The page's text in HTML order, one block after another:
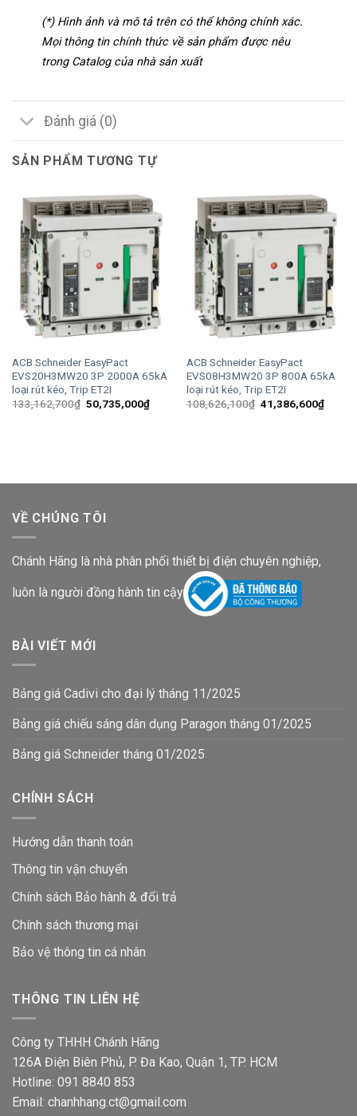
(*) Hình ảnh và mô tả trên có thể không chính xác.
Mọi thông tin chính thức về sản phẩm được nêu
trong Catalog của nhà sản xuất
Đánh giá (0)
SẢN PHẨM TƯƠNG TỰ
ACB Schneider EasyPact
EVS20H3MW20 3P 2000A 65kA
loại rút kéo, Trip ET2I
133,162,700₫ Giá
gốc
50,735,000₫Giá
hiện
ACB Schneider EasyPact
EVS08H3MW20 3P 800A 65kA
loại rút kéo, Trip ET2I
108,626,100₫ Giá
gốc
41,386,600₫Giá
hiện
VỀ CHÚNG TÔI
Chánh Hãng là nhà phân phối thiết bị điện chuyên nghiệp,
luôn là người đồng hành tin cậy
BÀI VIẾT MỚI
Bảng giá Cadivi cho đại lý tháng 11/2025
Bảng giá chiếu sáng dân dụng Paragon tháng 01/2025
Bảng giá Schneider tháng 01/2025
CHÍNH SÁCH
Hướng dẫn thanh toán
Thông tin vận chuyển
Chính sách Bảo hành & đổi trả
Chính sách thương mại
Bảo vệ thông tin cá nhân
THÔNG TIN LIÊN HỆ
Công ty THHH Chánh Hãng
126A Điện Biên Phủ, P. Đa Kao, Quận 1, TP. HCM
Hotline: 091 8840 853
Email: chanhhang.ct@gmail.com